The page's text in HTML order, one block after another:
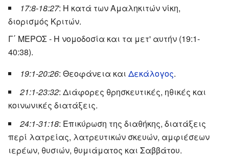
17:8-18:27: Η κατά των Αμαληκιτών νίκη,
διορισμός Κριτών.
Γ΄ ΜΕΡΟΣ - Η νομοδοσία και τα μετ' αυτήν (19:1-
40:38).
19:1-20:26: Θεοφάνεια και Δεκάλογος.
21:1-23:32: Διάφορες θρησκευτικές, ηθικές και
κοινωνικές διατάξεις.
24:1-31:18: Επικύρωση της διαθήκης, διατάξεις
περί λατρείας, λατρευτικών σκευών, αμφιέσεων
ιερέων, θυσιών, θυμιάματος και Σαββάτου.